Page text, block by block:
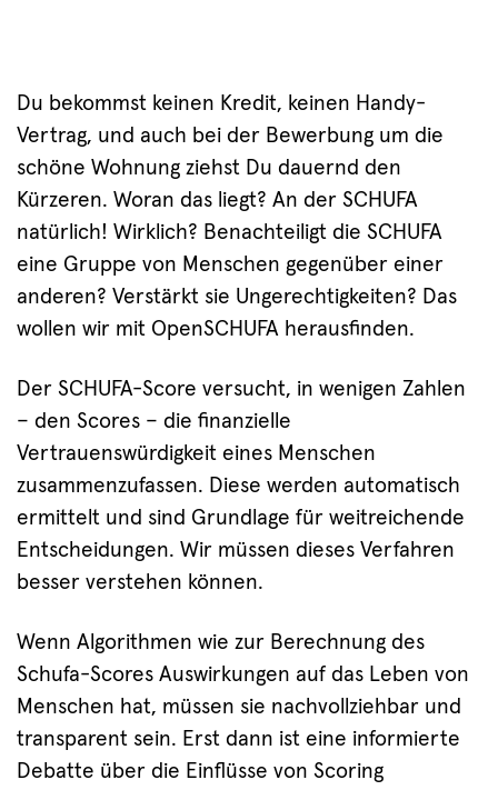
Du bekommst keinen Kredit, keinen Handy-
Vertrag, und auch bei der Bewerbung um die
schöne Wohnung ziehst Du dauernd den
Kürzeren. Woran das liegt? An der SCHUFA
natürlich! Wirklich? Benachteiligt die SCHUFA
eine Gruppe von Menschen gegenüber einer
anderen? Verstärkt sie Ungerechtigkeiten? Das
wollen wir mit OpenSCHUFA herausfinden.
Der SCHUFA-Score versucht, in wenigen Zahlen
– den Scores – die finanzielle
Vertrauenswürdigkeit eines Menschen
zusammenzufassen. Diese werden automatisch
ermittelt und sind Grundlage für weitreichende
Entscheidungen. Wir müssen dieses Verfahren
besser verstehen können.
Wenn Algorithmen wie zur Berechnung des
Schufa-Scores Auswirkungen auf das Leben von
Menschen hat, müssen sie nachvollziehbar und
transparent sein. Erst dann ist eine informierte
Debatte über die Einflüsse von Scoring